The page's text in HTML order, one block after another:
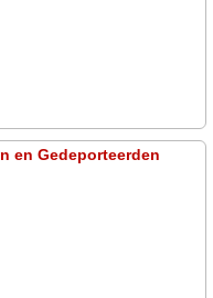
en Gedeporteerden